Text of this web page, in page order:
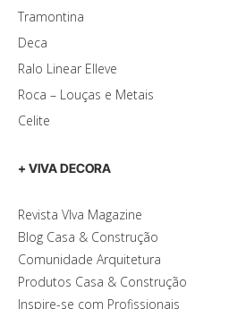
Tramontina
Deca
Ralo Linear Elleve
Roca – Louças e Metais
Celite
+ VIVA DECORA
Revista VIva Magazine
Blog Casa & Construção
Comunidade Arquitetura
Produtos Casa & Construção
Inspire-se com Profissionais